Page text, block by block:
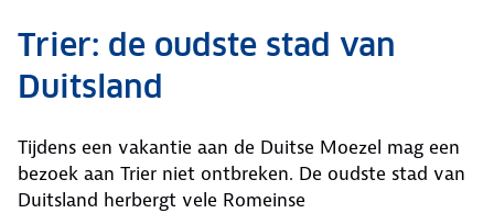
Trier: de oudste stad van
Duitsland
Tijdens een vakantie aan de Duitse Moezel mag een
bezoek aan Trier niet ontbreken. De oudste stad van
Duitsland herbergt vele Romeinse